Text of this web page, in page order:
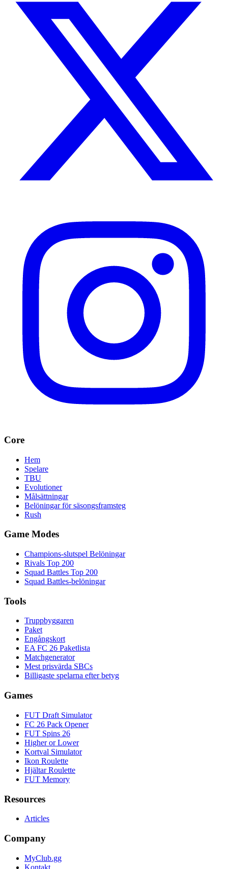
Core
Hem
Spelare
TBU
Evolutioner
Målsättningar
Belöningar för säsongsframsteg
Rush
Game Modes
Champions-slutspel Belöningar
Rivals Top 200
Squad Battles Top 200
Squad Battles-belöningar
Tools
Truppbyggaren
Paket
Engångskort
EA FC 26 Paketlista
Matchgenerator
Mest prisvärda SBCs
Billigaste spelarna efter betyg
Games
FUT Draft Simulator
FC 26 Pack Opener
FUT Spins 26
Higher or Lower
Kortval Simulator
Ikon Roulette
Hjältar Roulette
FUT Memory
Resources
Articles
Company
MyClub.gg
Kontakt